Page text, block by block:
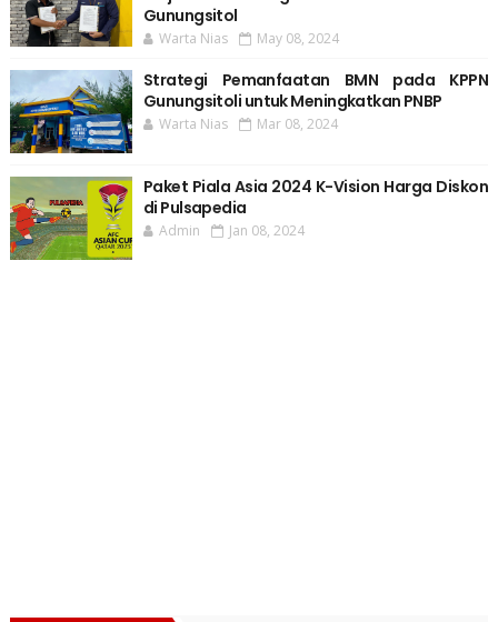
Gunungsitol
Warta Nias May 08, 2024
Strategi Pemanfaatan BMN pada KPPN
Gunungsitoli untuk Meningkatkan PNBP
Warta Nias Mar 08, 2024
Paket Piala Asia 2024 K-Vision Harga Diskon
di Pulsapedia
Admin Jan 08, 2024